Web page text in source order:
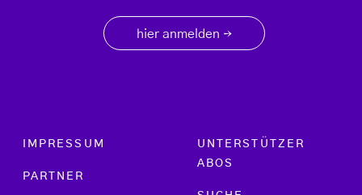
hier anmelden →
Footer menu
IMPRESSUM
PARTNER
UNTERSTÜTZER
ABOS